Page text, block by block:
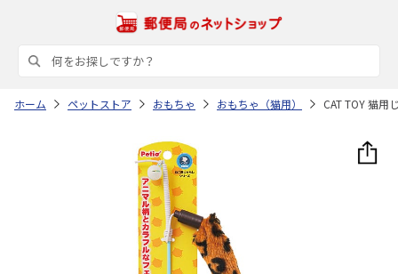
ホーム ペットストア おもちゃ おもちゃ（猫用） CAT TOY 猫用